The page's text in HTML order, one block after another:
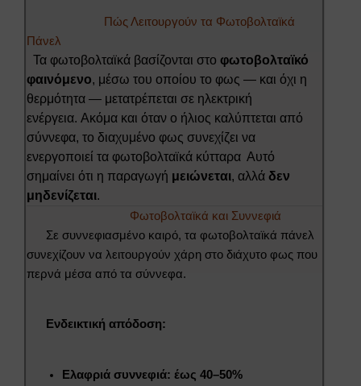
Πώς Λειτουργούν τα Φωτοβολταϊκά
Πάνελ
Τα φωτοβολταϊκά βασίζονται στο φωτοβολταϊκό
φαινόμενο, μέσω του οποίου το φως — και όχι η
θερμότητα — μετατρέπεται σε ηλεκτρική
ενέργεια. Ακόμα και όταν ο ήλιος καλύπτεται από
σύννεφα, το διαχυμένο φως συνεχίζει να
ενεργοποιεί τα φωτοβολταϊκά κύτταρα Αυτό
σημαίνει ότι η παραγωγή μειώνεται, αλλά δεν
μηδενίζεται.
Φωτοβολταϊκά και Συννεφιά
Σε συννεφιασμένο καιρό, τα φωτοβολταϊκά πάνελ
συνεχίζουν να λειτουργούν χάρη στο διάχυτο φως που
περνά μέσα από τα σύννεφα.
Ενδεικτική απόδοση:
Ελαφριά συννεφιά: έως 40–50%